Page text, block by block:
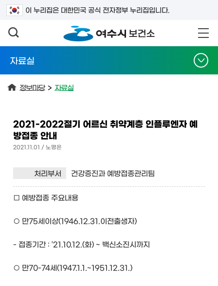
이 누리집은 대한민국 공식 전자정부 누리집입니다.
검색어를 입력하세요
자료실
정보마당 > 자료실
2021-2022절기 어르신 취약계층 인플루엔자 예
방접종 안내
2021.11.01 / 노명은
처리부서 건강증진과 예방접종관리팀
□ 예방접종 주요내용
○ 만75세이상(1946.12.31.이전출생자)
- 접종기간 : ’21.10.12.(화) ~ 백신소진시까지
○ 만70-74세(1947.1.1.~1951.12.31.)